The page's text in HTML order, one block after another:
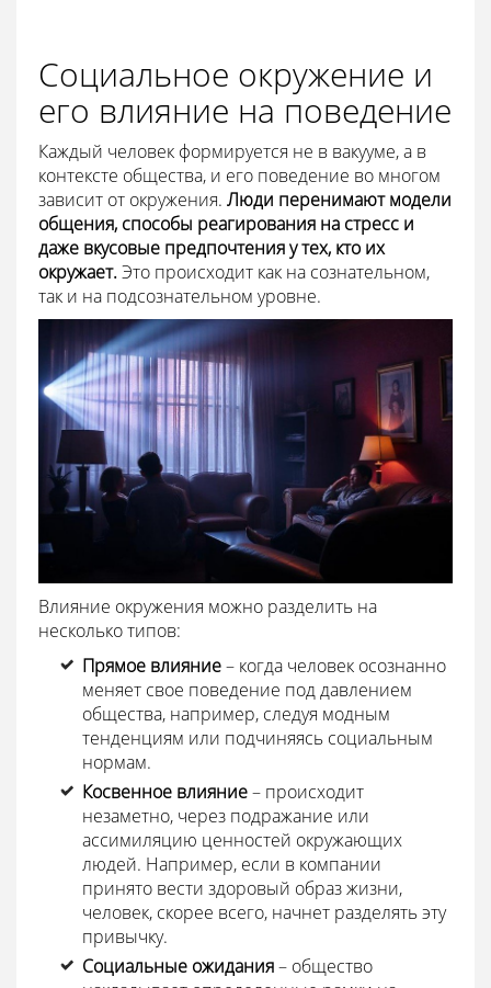
Социальное окружение и
его влияние на поведение
Каждый человек формируется не в вакууме, а в
контексте общества, и его поведение во многом
зависит от окружения. Люди перенимают модели
общения, способы реагирования на стресс и
даже вкусовые предпочтения у тех, кто их
окружает.Это происходит как на сознательном,
так и на подсознательном уровне.
Влияние окружения можно разделить на
несколько типов:
Прямое влияние– когда человек осознанно
меняет свое поведение под давлением
общества, например, следуя модным
тенденциям или подчиняясь социальным
нормам.
Косвенное влияние– происходит
незаметно, через подражание или
ассимиляцию ценностей окружающих
людей. Например, если в компании
принято вести здоровый образ жизни,
человек, скорее всего, начнет разделять эту
привычку.
Социальные ожидания– общество